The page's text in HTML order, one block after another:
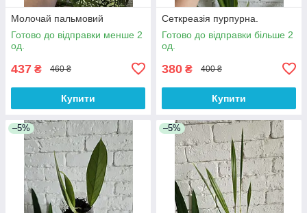
Молочай пальмовий
Готово до відправки менше 2
од.
437 ₴ 460 ₴
Купити
Сеткреазія пурпурна.
Готово до відправки більше 2
од.
380 ₴ 400 ₴
Купити
–5% –5%